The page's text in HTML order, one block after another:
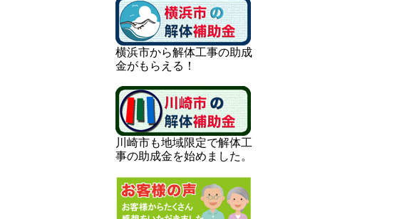
横浜市から解体工事の助成
金がもらえる！
川崎市も地域限定で解体工
事の助成金を始めました。